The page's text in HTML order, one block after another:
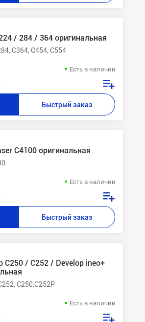
/ 284 / 364 оригинальная
C364, C454, C554
Есть в наличии
Быстрый заказ
C4100 оригинальная
Есть в наличии
Быстрый заказ
C250 / C252 / Develop ineo+
C250,C252P
Есть в наличии